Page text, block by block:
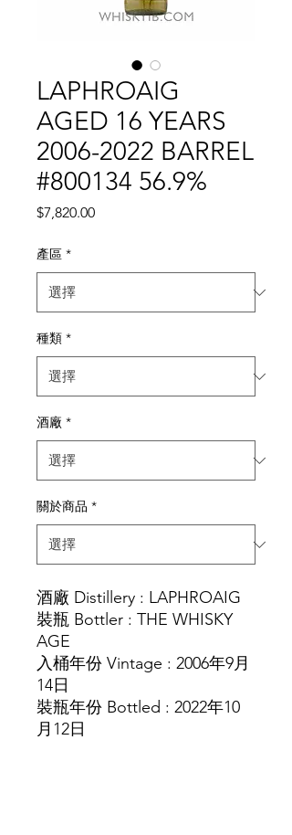
LAPHROAIG
AGED 16 YEARS
2006-2022 BARREL
#800134 56.9%
$7,820.00價
產區 *
種類 *
酒廠 *
關於商品 *
酒廠 Distillery : LAPHROAIG
裝瓶 Bottler : THE WHISKY
AGE
入桶年份 Vintage : 2006年9月
14日
裝瓶年份 Bottled : 2022年10
月12日